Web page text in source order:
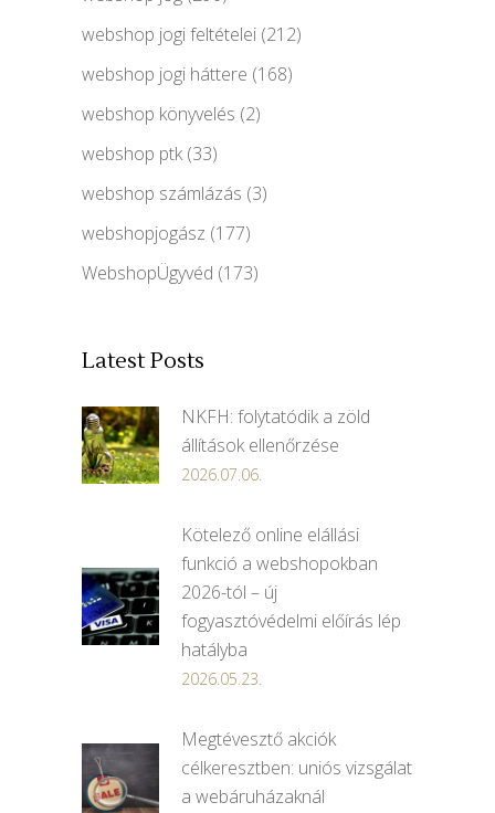
webshop jogi feltételei (212)
webshop jogi háttere (168)
webshop könyvelés (2)
webshop ptk(33)
webshop számlázás (3)
webshopjogász (177)
WebshopÜgyvéd (173)
Latest Posts
NKFH: folytatódik a zöld
állítások ellenőrzése
2026.07.06.
Kötelező online elállási
funkció a webshopokban
2026-tól – új
fogyasztóvédelmi előírás lép
hatályba
2026.05.23.
Megtévesztő akciók
célkeresztben: uniós vizsgálat
a webáruházaknál